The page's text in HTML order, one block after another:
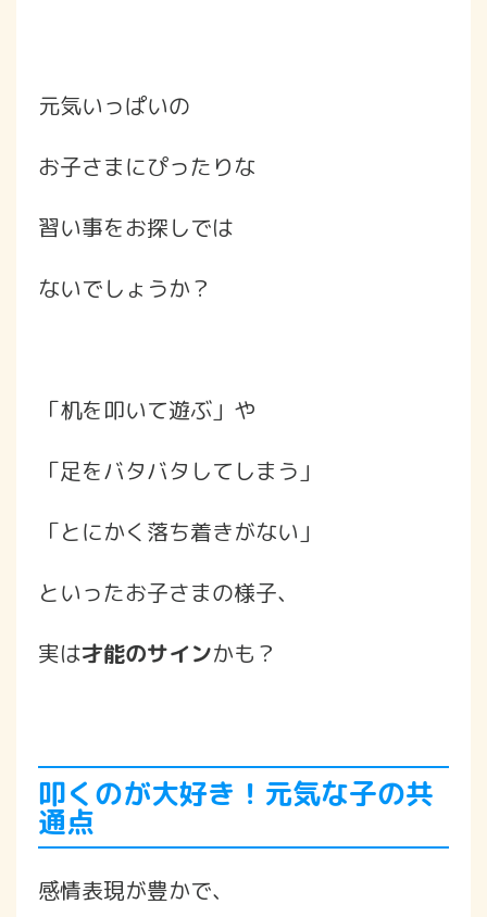
元気いっぱいの
お子さまにぴったりな
習い事をお探しでは
ないでしょうか？
「机を叩いて遊ぶ」や
「足をバタバタしてしまう」
「とにかく落ち着きがない」
といったお子さまの様子、
実は才能のサインかも？
叩くのが大好き！元気な子の共
通点
感情表現が豊かで、